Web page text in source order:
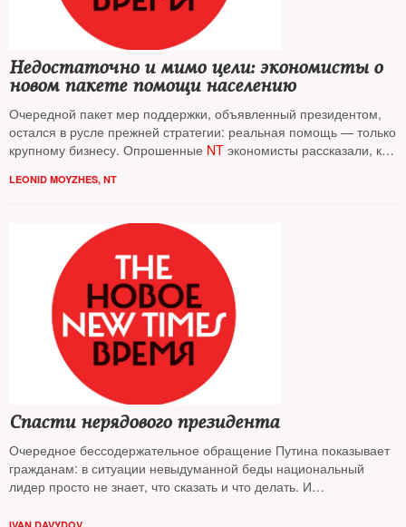
Недостаточно и мимо цели: экономисты о
новом пакете помощи населению
Очередной пакет мер поддержки, объявленный президентом,
остался в русле прежней стратегии: реальная помощь — только
крупному бизнесу. Опрошенные NT экономисты рассказали, к
LEONID MOYZHES, NT
Спасти нерядового президента
Очередное бессодержательное обращение Путина показывает
гражданам: в ситуации невыдуманной беды национальный
лидер просто не знает, что сказать и что делать. И